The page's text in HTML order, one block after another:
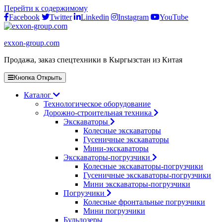
Перейти к содержимому
Facebook
Twitter Linkedin Instagram YouTube
exxon-group.com
Продажа, заказ спецтехники в Кыргызстан из Китая
Кнопка Открыть
Каталог
Технологическое оборудование
Дорожно-строительная техника
Экскаваторы
Колесные экскаваторы
Гусеничные экскаваторы
Мини-экскаваторы
Экскаваторы-погрузчики
Колесные экскаваторы-погрузчики
Гусеничные экскаваторы-погрузчики
Мини экскаваторы-погрузчики
Погрузчики
Колесные фронтальные погрузчики
Мини погрузчики
Бульдозеры